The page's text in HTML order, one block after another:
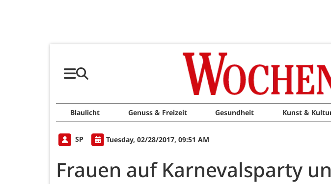
Blaulicht Genuss & Freizeit Gesundheit Kunst &
SP Tuesday, 02/28/2017, 09:51 AM
Frauen auf Karnevalsparty